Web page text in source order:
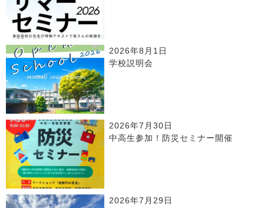
2026年8月1日
学校説明会
2026年7月30日
中高生参加！防災セミナー開催
2026年7月29日